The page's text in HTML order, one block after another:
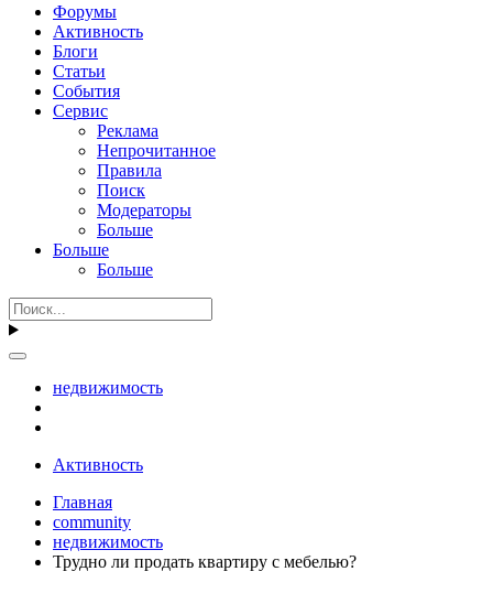
Форумы
Активность
Блоги
Статьи
События
Сервис
Реклама
Непрочитанное
Правила
Поиск
Модераторы
Больше
Больше
Больше
недвижимость
Активность
Главная
community
недвижимость
Трудно ли продать квартиру с мебелью?